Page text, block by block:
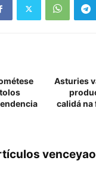
Asturies
calidá na